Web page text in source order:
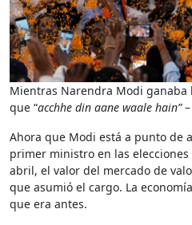
Mientras Narendra Modi ganaba las elecciones de 2014, dijo
que “acchhe din aane waale hain”–
Ahora que Modi está a punto de
primer ministro en las
abril, el valor del mercado de
que asumió el cargo. La
que era antes.